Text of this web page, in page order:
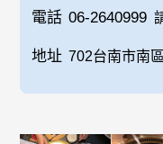
電話 06-2640999
地址 702台南市南